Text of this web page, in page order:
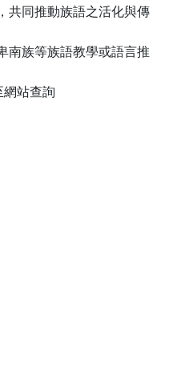
共同推動族語之活化與傳
南族等族語教學或語言推
網站查詢